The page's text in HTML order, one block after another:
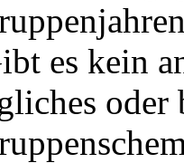
es kein
oder